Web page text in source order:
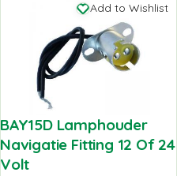
Add to Wishlist
BAY15D Lamphouder
Navigatie Fitting 12 Of 24
Volt